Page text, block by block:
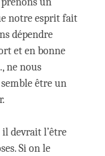
notre esprit fait
dépendre
et en bonne
ne nous
être un
devrait l’être
Si on le